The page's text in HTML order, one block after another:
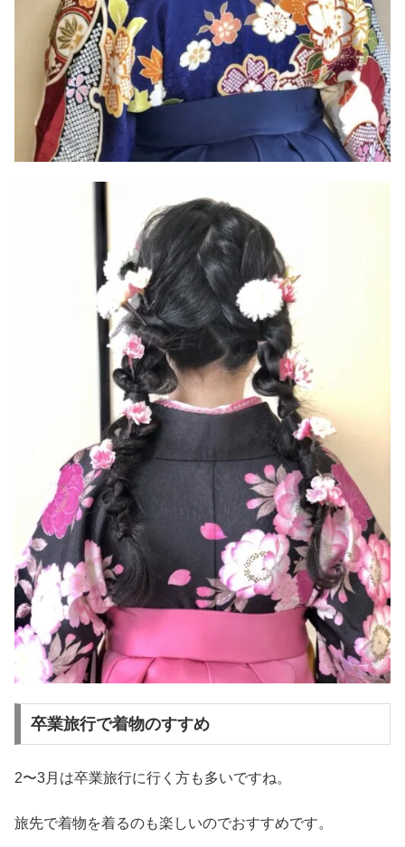
卒業旅行で着物のすすめ
2〜3月は卒業旅行に行く方も多いですね。
旅先で着物を着るのも楽しいのでおすすめです。